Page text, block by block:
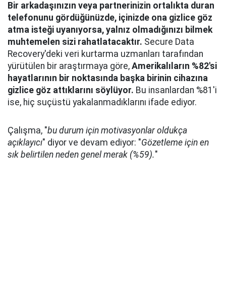
Bir arkadaşınızın veya partnerinizin ortalıkta duran
telefonunu gördüğünüzde, içinizde ona gizlice göz
atma isteği uyanıyorsa, yalnız olmadığınızı bilmek
muhtemelen sizi rahatlatacaktır. Secure Data
Recovery'deki veri kurtarma uzmanları tarafından
yürütülen bir araştırmaya göre, Amerikalıların %82'si
hayatlarının bir noktasında başka birinin cihazına
gizlice göz attıklarını söylüyor. Bu insanlardan %81'i
ise, hiç suçüstü yakalanmadıklarını ifade ediyor.
Çalışma, "bu durum için motivasyonlar oldukça
açıklayıcı" diyor ve devam ediyor: "Gözetleme için en
sık belirtilen neden genel merak (%59)."